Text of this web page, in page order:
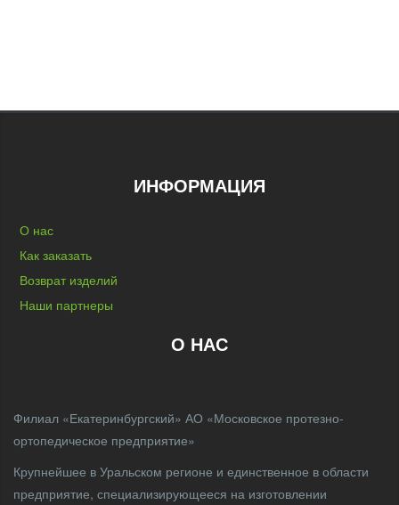
ИНФОРМАЦИЯ
О нас
Как заказать
Возврат изделий
Наши партнеры
О НАС
Филиал «Екатеринбургский» АО «Московское протезно-
ортопедическое предприятие»
Крупнейшее в Уральском регионе и единственное в области
предприятие, специализирующееся на изготовлении